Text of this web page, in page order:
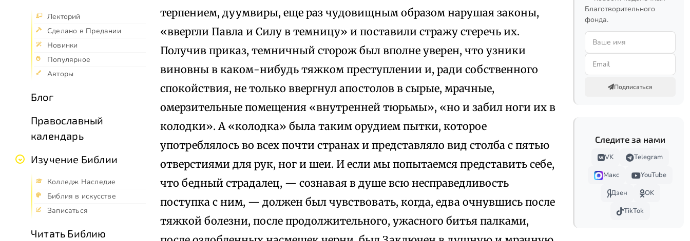
Лекторий
Сделано в Предании
Новинки
Популярное
Авторы
Блог
Православный
календарь
Изучение Библии
Колледж Наследие
Библия в искусстве
Записаться
Читать Библию
терпением, дуумвиры, еще раз чудовищным образом нарушая законы,
«ввергли Павла и Силу в темницу» и поставили стражу стеречь их.
Получив приказ, темничный сторож был вполне уверен, что узники
виновны в каком-нибудь тяжком преступлении и, ради собственного
спокойствия, не только ввергнул апостолов в сырые, мрачные,
омерзительные помещения «внутренней тюрьмы», «но и забил ноги их в
колодки». А «колодка» была таким орудием пытки, которое
употреблялось во всех почти странах и представляло вид столба с пятью
отверстиями для рук, ног и шеи. И если мы попытаемся представить себе,
что бедный страдалец, — сознавая в душе всю несправедливость
поступка с ним, — должен был чувствовать, когда, едва очнувшись после
тяжкой болезни, после продолжительного, ужасного битья палками,
Благотворительного
фонда.
Подписаться
Следите за нами
VK
Telegram
Макс
YouTube
Дзен
OK
TikTok